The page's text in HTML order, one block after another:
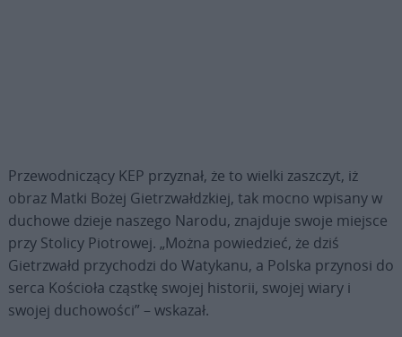
Przewodniczący KEP przyznał, że to wielki zaszczyt, iż
obraz Matki Bożej Gietrzwałdzkiej, tak mocno wpisany w
duchowe dzieje naszego Narodu, znajduje swoje miejsce
przy Stolicy Piotrowej. „Można powiedzieć, że dziś
Gietrzwałd przychodzi do Watykanu, a Polska przynosi do
serca Kościoła cząstkę swojej historii, swojej wiary i
swojej duchowości” – wskazał.